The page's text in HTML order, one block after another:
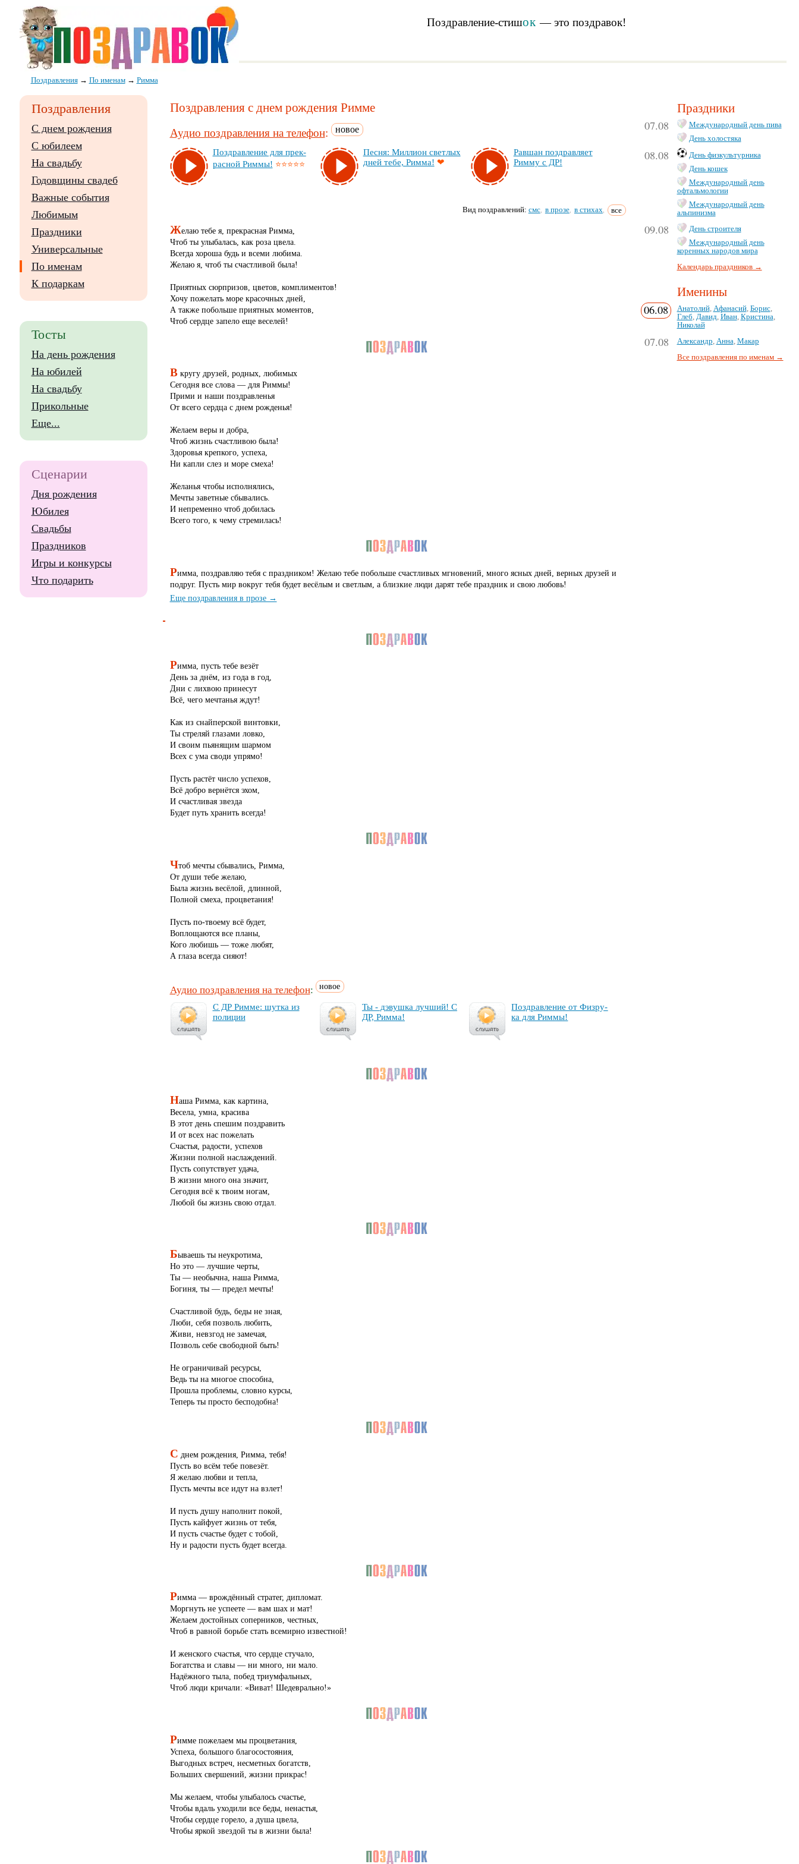
Поздравление-стишок — это поздравок!
Поздравления→ По именам→ Римма
Поздравления с днем рождения Римме
Аудио поздравления на телефон: новое
Поз­драв­ле­ние для прек­
рас­ной Рим­мы! ⭐⭐⭐⭐⭐
Пес­ня: Мил­ли­он свет­лых
дней те­бе, Рим­ма! ❤
Рав­шан поз­драв­ля­ет
Рим­му с ДР!
Вид поздравлений: смс, в прозе, в стихах, все
Желаю тебе я, прекрасная Римма,
Чтоб ты улыбалась, как роза цвела.
Всегда хороша будь и всеми любима.
Желаю я, чтоб ты счастливой была!
Приятных сюрпризов, цветов, комплиментов!
Хочу пожелать море красочных дней,
А также побольше приятных моментов,
Чтоб сердце запело еще веселей!
Вкругу друзей, родных, любимых
Сегодня все слова — для Риммы!
Прими и наши поздравленья
От всего сердца с днем рожденья!
Желаем веры и добра,
Чтоб жизнь счастливою была!
Здоровья крепкого, успеха,
Ни капли слез и море смеха!
Желанья чтобы исполнялись,
Мечты заветные сбывались.
И непременно чтоб добилась
Всего того, к чему стремилась!
Римма, поздравляю тебя с праздником! Желаю тебе побольше счастливых мгновений, много ясных дней, верных друзей и
подруг. Пусть мир вокруг тебя будет весёлым и светлым, а близкие люди дарят тебе праздник и свою любовь!
Еще поздравления в прозе →
Римма, пусть тебе везёт
День за днём, из года в год,
Дни с лихвою принесут
Всё, чего мечтанья ждут!
Как из снайперской винтовки,
Ты стреляй глазами ловко,
И своим пьянящим шармом
Всех с ума своди упрямо!
Пусть растёт число успехов,
Всё добро вернётся эхом,
И счастливая звезда
Будет путь хранить всегда!
Чтоб мечты сбывались, Римма,
От души тебе желаю,
Была жизнь весёлой, длинной,
Полной смеха, процветания!
Пусть по-твоему всё будет,
Воплощаются все планы,
Кого любишь — тоже любят,
А глаза всегда сияют!
Аудио поздравления на телефон: новое
С ДР Рим­ме: шут­ка из
по­ли­ции
Ты - дэ­вуш­ка луч­ший! С
ДР, Рим­ма!
Поз­драв­ле­ние от Физ­ру­
ка для Рим­мы!
Наша Римма, как картина,
Весела, умна, красива
В этот день спешим поздравить
И от всех нас пожелать
Счастья, радости, успехов
Жизни полной наслаждений.
Пусть сопутствует удача,
В жизни много она значит,
Сегодня всё к твоим ногам,
Любой бы жизнь свою отдал.
Бываешь ты неукротима,
Но это — лучшие черты,
Ты — необычна, наша Римма,
Богиня, ты — предел мечты!
Счастливой будь, беды не зная,
Люби, себя позволь любить,
Живи, невзгод не замечая,
Позволь себе свободной быть!
Не ограничивай ресурсы,
Ведь ты на многое способна,
Прошла проблемы, словно курсы,
Теперь ты просто бесподобна!
С днем рождения, Римма, тебя!
Пусть во всём тебе повезёт.
Я желаю любви и тепла,
Пусть мечты все идут на взлет!
И пусть душу наполнит покой,
Пусть кайфует жизнь от тебя,
И пусть счастье будет с тобой,
Ну и радости пусть будет всегда.
Римма — врождённый стратег, дипломат.
Моргнуть не успеете — вам шах и мат!
Желаем достойных соперников, честных,
Чтоб в равной борьбе стать всемирно известной!
И женского счастья, что сердце стучало,
Богатства и славы — ни много, ни мало.
Надёжного тыла, побед триумфальных,
Чтоб люди кричали: «Виват! Шедеврально!»
Римме пожелаем мы процветания,
Успеха, большого благосостояния,
Выгодных встреч, несметных богатств,
Больших свершений, жизни прикрас!
Мы желаем, чтобы улыбалось счастье,
Чтобы вдаль уходили все беды, ненастья,
Чтобы сердце горело, а душа цвела,
Чтобы яркой звездой ты в жизни была!
Поздравления
С днем рождения
С юбилеем
На свадьбу
Годовщины свадеб
Важные события
Любимым
Праздники
Универсальные
По именам
К подаркам
Тосты
На день рождения
На юбилей
На свадьбу
Прикольные
Еще...
Сценарии
Дня рождения
Юбилея
Свадьбы
Праздников
Игры и конкурсы
Что подарить
Праздники
07.08
Международный день пива
День холостяка
08.08
День физкультурника
День кошек
Международный день
офтальмологии
Международный день
альпинизма
09.08
День строителя
Международный день
коренных народов мира
Календарь праздников →
Именины
06.08 Анатолий, Афанасий, Борис,
Глеб, Давид, Иван, Кристина,
Николай
07.08 Александр, Анна, Макар
Все поздравления по именам →